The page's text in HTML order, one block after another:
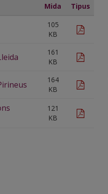
Mida Tipus
105
KB
pdf
161
KB
pdf
164
KB
pdf
121
KB
pdf